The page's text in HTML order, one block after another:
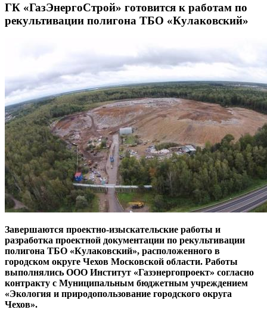
ГК «ГазЭнергоСтрой» готовится к работам по
рекультивации полигона ТБО «Кулаковский»
Завершаются проектно-изыскательские работы и
разработка проектной документации по рекультивации
полигона ТБО «Кулаковский», расположенного в
городском округе Чехов Московской области. Работы
выполнялись ООО Институт «Газэнергопроект» согласно
контракту с Муниципальным бюджетным учреждением
«Экология и природопользование городского округа
Чехов».